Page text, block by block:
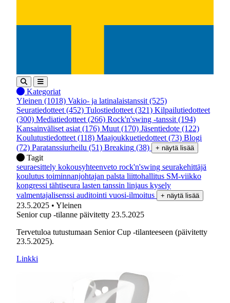
Kategoriat
Yleinen (1018) Vakio- ja latinalaistanssit (525)
Seuratiedotteet (452) Tulostiedotteet (321) Kilpailutiedotteet
(300) Mediatiedotteet (266) Rock'n'swing -tanssit (194)
Kansainväliset asiat (176) Muut (170) Jäsentiedote (122)
Koulutustiedotteet (118) Maajoukkuetiedotteet (73) Blogi
(72) Paratanssiurheilu (51) Breaking (38) + näytä lisää
Tagit
seuraesittely kokousyhteenveto rock'n'swing seurakehittäjä
koulutus toiminnanjohtajan palsta liittohallitus SM-viikko
kongressi tähtiseura lasten tanssin linjaus kysely
valmentajalisenssi auditointi vuosi-ilmoitus + näytä lisää
23.5.2025 • Yleinen
Senior cup -tilanne päivitetty 23.5.2025
Tervetuloa tutustumaan Senior Cup -tilanteeseen (päivitetty
23.5.2025).
Linkki